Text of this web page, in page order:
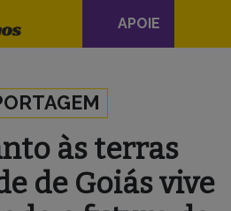
Navegação
principal
APOIE
às terras
de Goiás vive